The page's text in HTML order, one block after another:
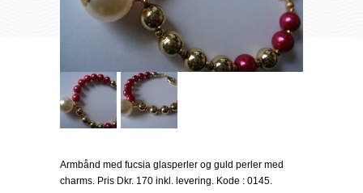
Armbånd med fucsia glasperler og guld perler med
charms. Pris Dkr. 170 inkl. levering. Kode : 0145.